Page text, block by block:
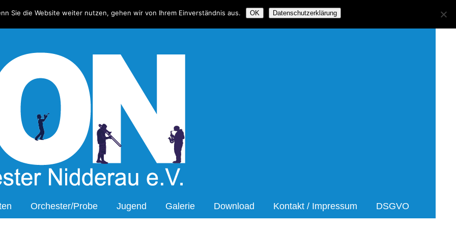
Blasorcherster Nidderau
Orchester/Probe Jugend Galerie Download Kontakt / Impressum DSGVO
Sie die Website weiter nutzen, gehen wir von Ihrem Einverständnis aus. OK Datenschutzerklärung